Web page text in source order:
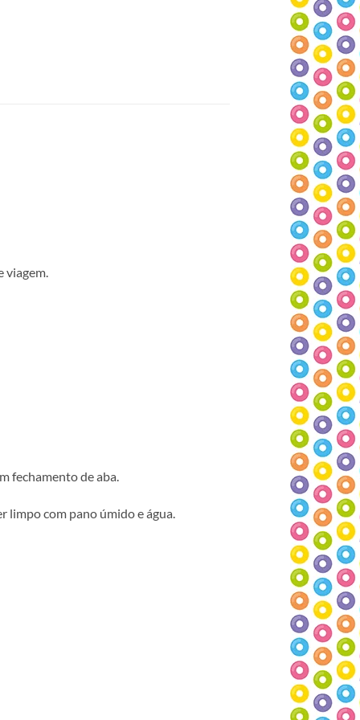
viagem.
fechamento de aba.
limpo com pano úmido e água.